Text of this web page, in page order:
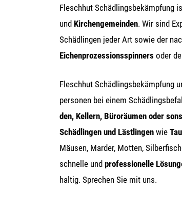
Flesch­hut Schäd­lings­be­kämp­fung
und Kir­chen­ge­mein­den. Wir sind
Schäd­lin­gen jeder Art sowie der
Eichen­pro­zes­si­ons­spin­ners oder
Flesch­hut Schäd­lings­be­kämp­fung
per­so­nen bei einem
den, Kel­lern, Büro­räu­men oder
Schäd­lin­gen und Läst­lin­genwie
Mäu­sen, Mar­der, Mot­ten,
schnel­le und pro­fes­sio­nel­le
hal­tig. Spre­chen Sie mit uns.